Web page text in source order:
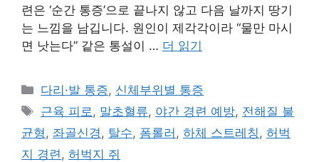
련은 ‘순간 통증’으로 끝나지 않고 다음 날까지 땅기
는 느낌을 남깁니다. 원인이 제각각이라 “물만 마시
면 낫는다” 같은 통설이 … 더 읽기
카
테
리
다리·발 통증, 신체부위별 통증
태
그
근육 피로 , 말초혈류, 야간 경련 예방, 전해질 불
균형 , 좌골신경 , 탈수, 폼롤러 , 하체 스트레칭 , 허벅
지 경련 , 허벅지 쥐